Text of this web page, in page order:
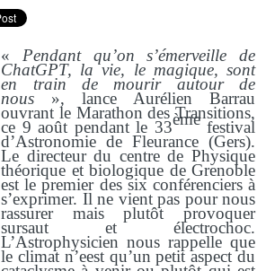
« Pendant qu’on s’émerveille de
ChatGPT, la vie, le magique, sont
en train de mourir autour de
nous », lance Aurélien Barrau
ouvrant le Marathon des Transitions,
ce 9 août pendant le 33èmefestival
d’Astronomie de Fleurance (Gers).
Le directeur du centre de Physique
théorique et biologique de Grenoble
est le premier des six conférenciers à
s’exprimer. Il ne vient pas pour nous
rassurer mais plutôt provoquer
sursaut et électrochoc.
L’Astrophysicien nous rappelle que
le climat n’eest qu’un petit aspect du